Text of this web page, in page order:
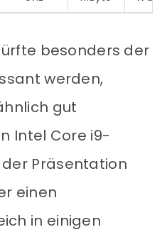
besonders der
werden,
gut
Intel Core i9-
der Präsentation
einen
in einigen